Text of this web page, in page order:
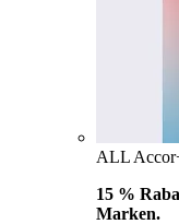
ALL
15 %
Marken.